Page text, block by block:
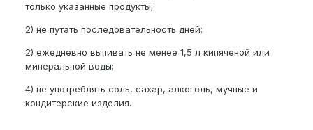
только указанные продукты;
2) не путать последовательность дней;
2) ежедневно выпивать не менее 1,5 л кипяченой или
минеральной воды;
4) не употреблять соль, сахар, алкоголь, мучные и
кондитерские изделия.